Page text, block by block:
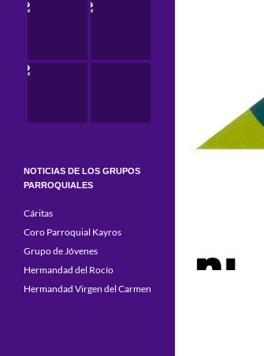
NOTICIAS DE LOS GRUPOS
PARROQUIALES
Cáritas
Coro Parroquial Kayros
Grupo de Jóvenes
Hermandad del Rocío
Hermandad Virgen del Carmen